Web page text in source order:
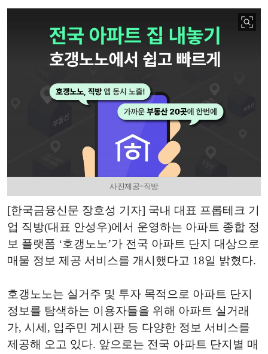
사진제공=직방
[한국금융신문 장호성 기자] 국내 대표 프롭테크 기
업 직방(대표 안성우)에서 운영하는 아파트 종합 정
보 플랫폼 ‘호갱노노’가 전국 아파트 단지 대상으로
매물 정보 제공 서비스를 개시했다고 18일 밝혔다.
호갱노노는 실거주 및 투자 목적으로 아파트 단지
정보를 탐색하는 이용자들을 위해 아파트 실거래
가, 시세, 입주민 게시판 등 다양한 정보 서비스를
제공해 오고 있다. 앞으로는 전국 아파트 단지별 매